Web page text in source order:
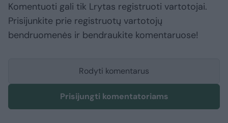
Komentuoti gali tik Lrytas registruoti vartotojai.
Prisijunkite prie registruotų vartotojų
bendruomenės ir bendraukite komentaruose!
Rodyti komentarus
Prisijungti komentatoriams